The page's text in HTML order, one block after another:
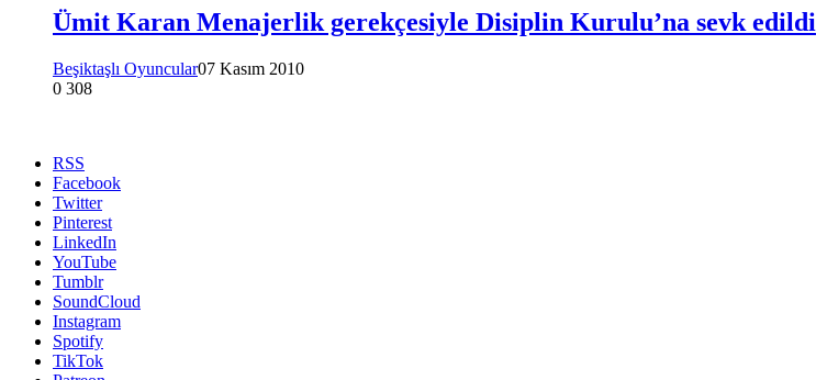
Ümit Karan Menajerlik gerekçesiyle Disiplin Kurulu’na sevk edildi
Beşiktaşlı Oyuncular07 Kasım 2010
0 308
RSS
Facebook
Twitter
Pinterest
LinkedIn
YouTube
Tumblr
SoundCloud
Instagram
Spotify
TikTok